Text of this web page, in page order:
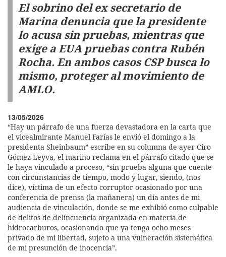
El sobrino del ex secretario de
Marina denuncia que la presidente
lo acusa sin pruebas, mientras que
exige a EUA pruebas contra Rubén
Rocha. En ambos casos CSP busca lo
mismo, proteger al movimiento de
AMLO.
13/05/2026
“Hay un párrafo de una fuerza devastadora en la carta que
el vicealmirante Manuel Farías le envió el domingo a la
presidenta Sheinbaum” escribe en su columna de ayer Ciro
Gómez Leyva, el marino reclama en el párrafo citado que se
le haya vinculado a proceso, “sin prueba alguna que cuente
con circunstancias de tiempo, modo y lugar, siendo, (nos
dice), víctima de un efecto corruptor ocasionado por una
conferencia de prensa (la mañanera) un día antes de mi
audiencia de vinculación, donde se me exhibió como culpable
de delitos de delincuencia organizada en materia de
hidrocarburos, ocasionando que ya tenga ocho meses
privado de mi libertad, sujeto a una vulneración sistemática
de mi presunción de inocencia”.